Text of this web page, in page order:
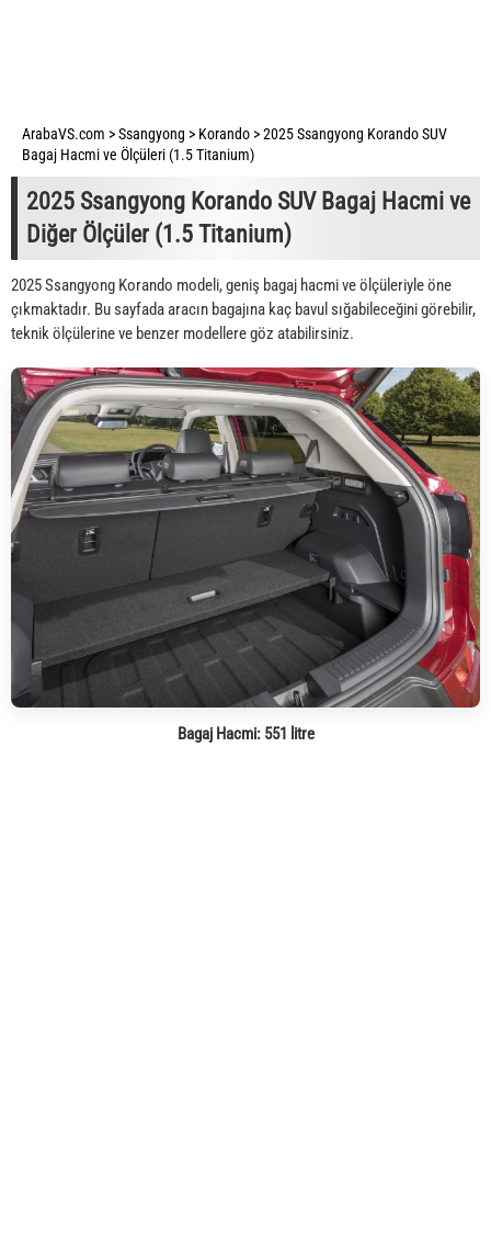
ArabaVS.com >Ssangyong > Korando >2025 Ssangyong Korando SUV
Bagaj Hacmi ve Ölçüleri (1.5 Titanium)
2025 Ssangyong Korando SUV Bagaj Hacmi ve
Diğer Ölçüler (1.5 Titanium)
2025 Ssangyong Korando modeli, geniş bagaj hacmi ve ölçüleriyle öne
çıkmaktadır. Bu sayfada aracın bagajına kaç bavul sığabileceğini görebilir,
teknik ölçülerine ve benzer modellere göz atabilirsiniz.
Bagaj Hacmi: 551 litre